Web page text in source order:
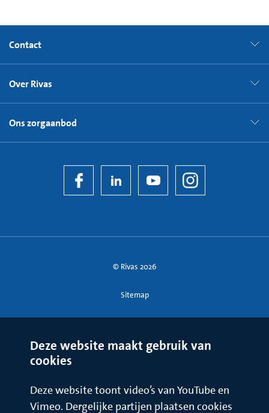
Contact
Over Rivas
Ons zorgaanbod
© Rivas 2026
Sitemap
Deze website maakt gebruik van
cookies
Deze website toont video’s van YouTube en
Vimeo. Dergelijke partijen plaatsen cookies